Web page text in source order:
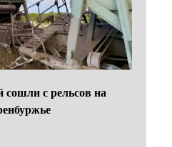
сошли с рельсов на